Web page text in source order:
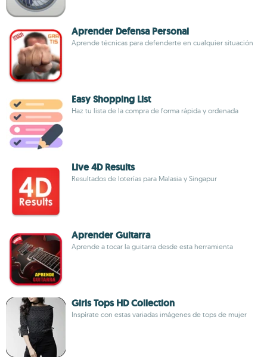
Aprender Defensa Personal
Aprende técnicas para defenderte en cualquier situación
Easy Shopping List
Haz tu lista de la compra de forma rápida y ordenada
Live 4D Results
Resultados de loterías para Malasia y Singapur
Aprender Guitarra
Aprende a tocar la guitarra desde esta herramienta
Girls Tops HD Collection
Inspírate con estas variadas imágenes de tops de mujer